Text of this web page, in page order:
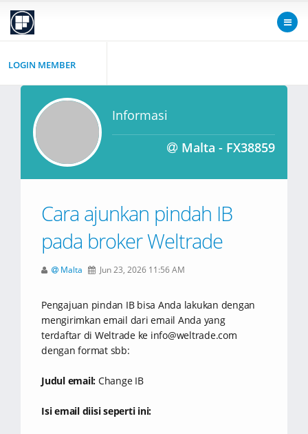
LOGIN MEMBER
Informasi
Malta - FX38859
Cara ajunkan pindah IB
pada broker Weltrade
Malta Jun 23, 2026 11:56 AM
Pengajuan pindan IB bisa Anda lakukan dengan
mengirimkan email dari email Anda yang
terdaftar di Weltrade ke info@weltrade.com
dengan format sbb:
Judul email: Change IB
Isi email diisi seperti ini: